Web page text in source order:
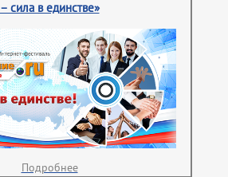
– сила в единстве»
Подробнее